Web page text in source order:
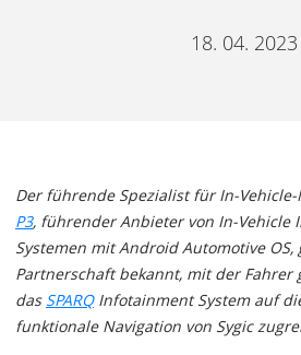
18. 04. 2023
Der führende Spezialist für In-
P3, führender Anbieter von In-Vehicle
Systemen mit Android Automotive
Partnerschaft bekannt, mit der Fahrer
das SPARQInfotainment System auf
funktionale Navigation von Sygic